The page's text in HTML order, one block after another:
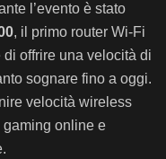
l’evento è stato
, il primo router Wi-Fi
offrire una velocità di
sognare fino a oggi.
velocità wireless
gaming online e